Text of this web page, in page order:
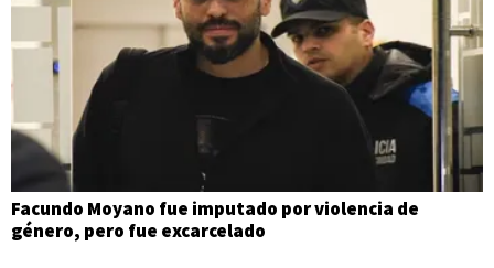
Facundo Moyano fue imputado por violencia de
género, pero fue excarcelado